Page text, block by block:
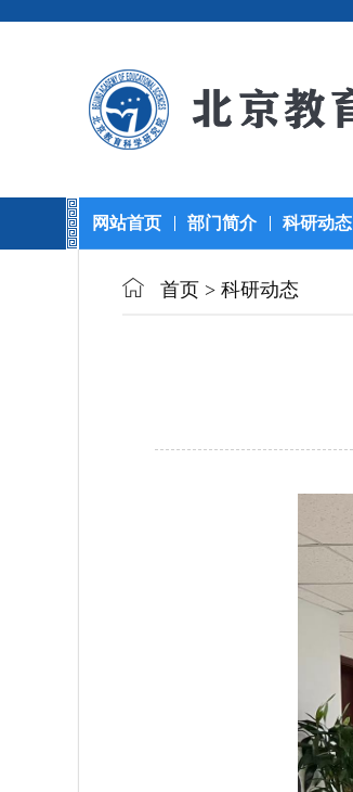
网站首页 部门简介 科研动态
首页 > 科研动态